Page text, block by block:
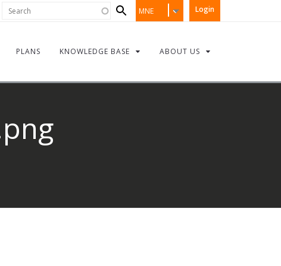
Login
MNE
Search
form
PLANS KNOWLEDGE BASE ABOUT US